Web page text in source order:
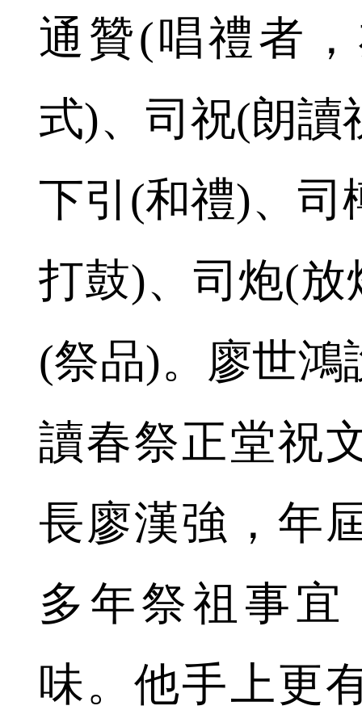
通贊(唱禮者
式)、司祝(朗讀
下引(和禮)、司
打鼓)、司炮(放
(祭品)。廖世鴻
讀春祭正堂祝
長廖漢強，年
多年祭祖事
味。他手上更